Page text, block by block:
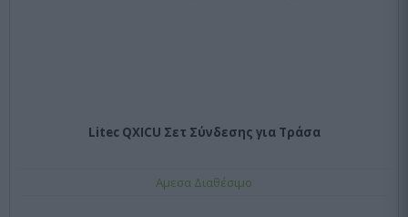
Litec QXICU Σετ Σύνδεσης για Τράσα
Αμεσα Διαθέσιμο